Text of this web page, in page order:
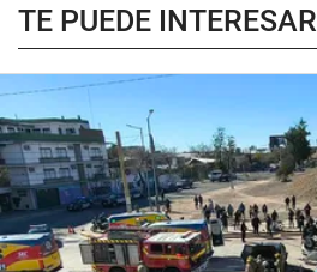
TE PUEDE INTERESAR